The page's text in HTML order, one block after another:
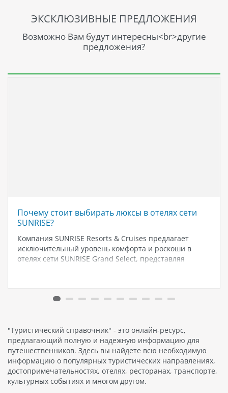
ЭКСКЛЮЗИВНЫЕ ПРЕДЛОЖЕНИЯ
Возможно Вам будут интересны<br>другие
предложения?
Почему стоит выбирать люксы в отелях сети
SUNRISE?
Компания SUNRISE Resorts & Cruises предлагает
исключительный уровень комфорта и роскоши в
отелях сети SUNRISE Grand Select, представляя
непревзойденным привилегиям и сервису, который
начинается уже с момента бронирования.…
"Туристический справочник" - это онлайн-ресурс,
предлагающий полную и надежную информацию для
путешественников. Здесь вы найдете всю необходимую
информацию о популярных туристических направлениях,
достопримечательностях, отелях, ресторанах, транспорте,
культурных событиях и многом другом.